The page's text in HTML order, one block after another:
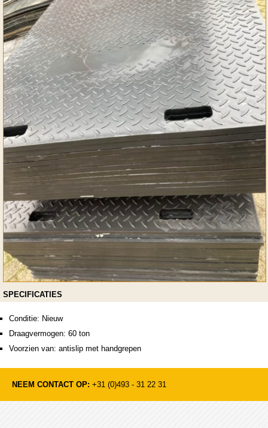
SPECIFICATIES
Conditie: Nieuw
Draagvermogen: 60 ton
Voorzien van: antislip met handgrepen
NEEM CONTACT OP: +31 (0)493 - 31 22 31